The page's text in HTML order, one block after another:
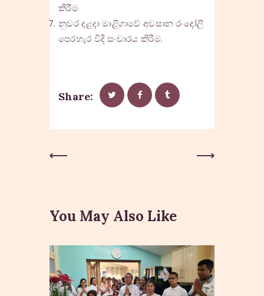
කිරීම
නුවර දළදා මාළිගාවේ අවසාන රංදෝලි
පෙරහැර වීදි සංචාරය කිරීම.
Share:
Post
You May Also Like